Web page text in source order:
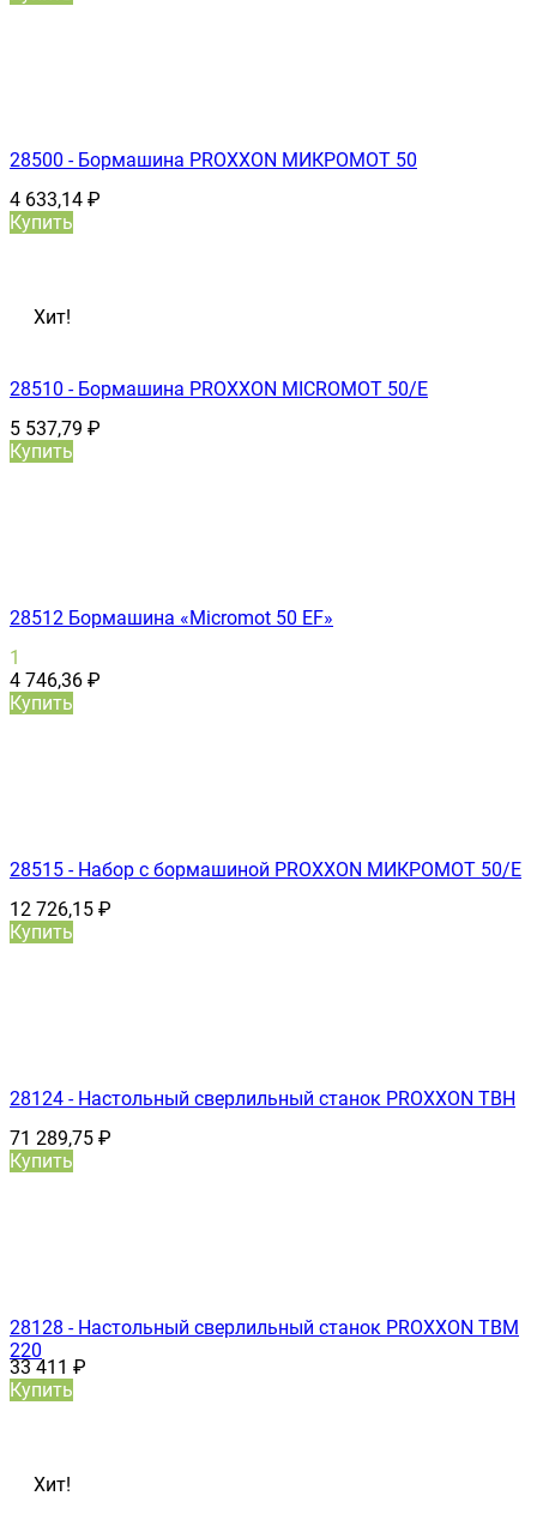
28500 - Бормашина PROXXON МИКРОМОТ 50
4 633,14 ₽
Купить
Хит!
28510 - Бормашина PROXXON MICROMOT 50/E
5 537,79 ₽
Купить
28512 Бормашина «Micromot 50 ЕF»
1
4 746,36 ₽
Купить
28515 - Набор с бормашиной PROXXON МИКРОМОТ 50/Е
12 726,15 ₽
Купить
28124 - Настольный сверлильный станок PROXXON TBH
71 289,75 ₽
Купить
28128 - Настольный сверлильный станок PROXXON TBM
220
33 411 ₽
Купить
Хит!